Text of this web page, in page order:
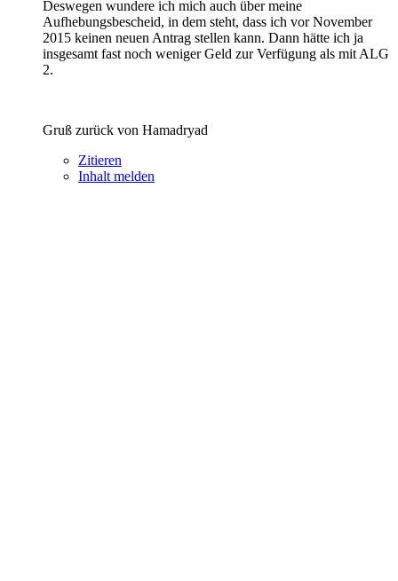
Deswegen wundere ich mich auch über meine
Aufhebungsbescheid, in dem steht, dass ich vor November
2015 keinen neuen Antrag stellen kann. Dann hätte ich ja
insgesamt fast noch weniger Geld zur Verfügung als mit ALG
2.
Gruß zurück von Hamadryad
Zitieren
Inhalt melden